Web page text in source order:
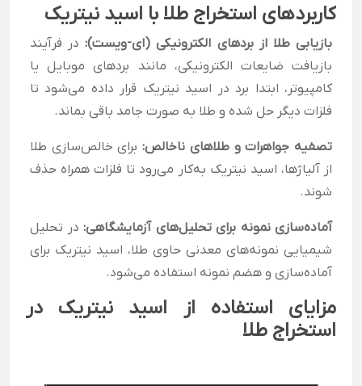
کاربردهای استخراج طلا با اسید نیتریک
بازیابی طلا از بردهای الکترونیکی (ای-ویست): در فرآیند
بازیافت ضایعات الکترونیکی، مانند بردهای موبایل یا
کامپیوتر، ابتدا برد در اسید نیتریک قرار داده می‌شود تا
فلزات دیگر حل شده و طلا به صورت جامد باقی بماند.
تصفیه جواهرات و طلاهای ناخالص: برای خالص‌سازی طلا
از آلیاژها، اسید نیتریک به‌کار می‌رود تا فلزات همراه حذف
شوند.
آماده‌سازی نمونه برای تحلیل‌های آزمایشگاهی: در تحلیل
شیمیایی نمونه‌های معدنی حاوی طلا، اسید نیتریک برای
آماده‌سازی و هضم نمونه استفاده می‌شود.
مزایای استفاده از اسید نیتریک در
استخراج طلا